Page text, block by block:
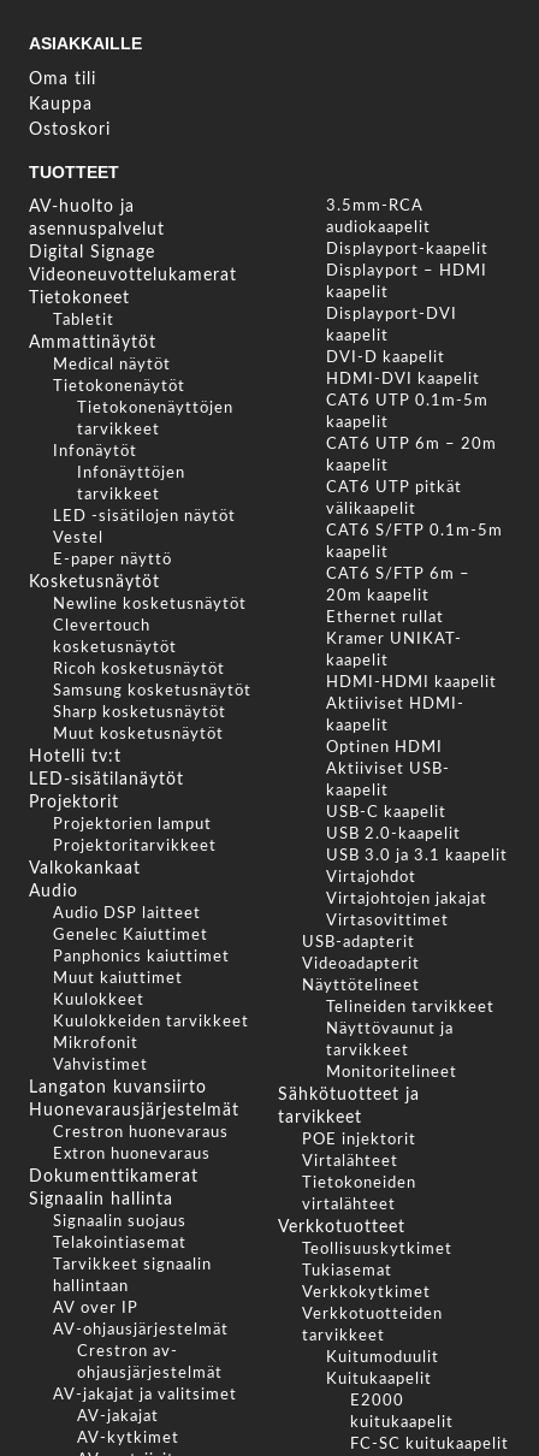
ASIAKKAILLE
Oma tili
Kauppa
Ostoskori
TUOTTEET
AV-huolto ja
asennuspalvelut
Digital Signage
Videoneuvottelukamerat
Tietokoneet
Tabletit
Ammattinäytöt
Medical näytöt
Tietokonenäytöt
Tietokonenäyttöjen
tarvikkeet
Infonäytöt
Infonäyttöjen
tarvikkeet
LED -sisätilojen näytöt
Vestel
E-paper näyttö
Kosketusnäytöt
Newline kosketusnäytöt
Clevertouch
kosketusnäytöt
Ricoh kosketusnäytöt
Samsung kosketusnäytöt
Sharp kosketusnäytöt
Muut kosketusnäytöt
Hotelli tv:t
LED-sisätilanäytöt
Projektorit
Projektorien lamput
Projektoritarvikkeet
Valkokankaat
Audio
Audio DSP laitteet
Genelec Kaiuttimet
Panphonics kaiuttimet
Muut kaiuttimet
Kuulokkeet
Kuulokkeiden tarvikkeet
Mikrofonit
Vahvistimet
Langaton kuvansiirto
Huonevarausjärjestelmät
Crestron huonevaraus
Extron huonevaraus
Dokumenttikamerat
Signaalin hallinta
Signaalin suojaus
Telakointiasemat
Tarvikkeet signaalin
hallintaan
AV over IP
AV-ohjausjärjestelmät
Crestron av-
ohjausjärjestelmät
AV-jakajat ja valitsimet
AV-jakajat
AV-kytkimet
3.5mm-RCA
audiokaapelit
Displayport-kaapelit
Displayport – HDMI
kaapelit
Displayport-DVI
kaapelit
DVI-D kaapelit
HDMI-DVI kaapelit
CAT6 UTP 0.1m-5m
kaapelit
CAT6 UTP 6m – 20m
kaapelit
CAT6 UTP pitkät
välikaapelit
CAT6 S/FTP 0.1m-5m
kaapelit
CAT6 S/FTP 6m –
20m kaapelit
Ethernet rullat
Kramer UNIKAT-
kaapelit
HDMI-HDMI kaapelit
Aktiiviset HDMI-
kaapelit
Optinen HDMI
Aktiiviset USB-
kaapelit
USB-C kaapelit
USB 2.0-kaapelit
USB 3.0 ja 3.1 kaapelit
Virtajohdot
Virtajohtojen jakajat
Virtasovittimet
USB-adapterit
Videoadapterit
Näyttötelineet
Telineiden tarvikkeet
Näyttövaunut ja
tarvikkeet
Monitoritelineet
Sähkötuotteet ja
tarvikkeet
POE injektorit
Virtalähteet
Tietokoneiden
virtalähteet
Verkkotuotteet
Teollisuuskytkimet
Tukiasemat
Verkkokytkimet
Verkkotuotteiden
tarvikkeet
Kuitumoduulit
Kuitukaapelit
E2000
kuitukaapelit
FC-SC kuitukaapelit